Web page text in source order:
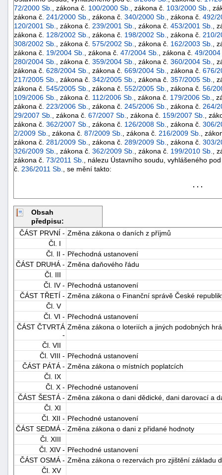
72/2000 Sb.
, zákona č. 100/2000 Sb. , zákona č. 103/2000 Sb.
,
zákona č. 241/2000 Sb. , zákona č. 340/2000 Sb. , zákona č. 492/
120/2001 Sb.
, zákona č. 239/2001 Sb. , zákona č. 453/2001 Sb.
,
zákona č. 128/2002 Sb. , zákona č. 198/2002 Sb. , zákona č. 210/
308/2002 Sb.
, zákona č. 575/2002 Sb. , zákona č. 162/2003 Sb.
,
zákona č. 19/2004 Sb. , zákona č. 47/2004 Sb. , zákona č. 49/2004
280/2004 Sb.
, zákona č. 359/2004 Sb. , zákona č. 360/2004 Sb.
,
zákona č. 628/2004 Sb. , zákona č. 669/2004 Sb. , zákona č. 676/
217/2005 Sb.
, zákona č. 342/2005 Sb. , zákona č. 357/2005 Sb.
,
zákona č. 545/2005 Sb. , zákona č. 552/2005 Sb. , zákona č. 56/
109/2006 Sb.
, zákona č. 112/2006 Sb. , zákona č. 179/2006 Sb.
,
zákona č. 223/2006 Sb. , zákona č. 245/2006 Sb. , zákona č. 264/
29/2007 Sb.
, zákona č. 67/2007 Sb. , zákona č. 159/2007 Sb.
,
zákona č. 362/2007 Sb. , zákona č. 126/2008 Sb. , zákona č. 306/
2/2009 Sb.
, zákona č. 87/2009 Sb. , zákona č. 216/2009 Sb.
,
zákona č. 281/2009 Sb. , zákona č. 289/2009 Sb. , zákona č. 303/
326/2009 Sb.
, zákona č. 362/2009 Sb. , zákona č. 199/2010 Sb.
,
zákona č. 73/2011 Sb.
, nálezu Ústavního soudu, vyhlášeného
č. 236/2011 Sb.
, se mění takto:
. . .
Obsah
předpisu:
ČÁST PRVNÍ - Změna zákona o daních z příjmů
Čl. I
Čl. II - Přechodná ustanovení
ČÁST DRUHÁ - Změna daňového řádu
Čl. III
Čl. IV - Přechodná ustanovení
ČÁST TŘETÍ - Změna zákona o Finanční správě České
Čl. V
Čl. VI - Přechodná ustanovení
ČÁST ČTVRTÁ
-
Změna zákona o loteriích a jiných podobných
Čl. VII
Čl. VIII - Přechodná ustanovení
ČÁST PÁTÁ - Změna zákona o místních poplatcích
Čl. IX
Čl. X - Přechodné ustanovení
ČÁST ŠESTÁ - Změna zákona o dani dědické, dani darovací a
Čl. XI
Čl. XII - Přechodné ustanovení
ČÁST SEDMÁ - Změna zákona o dani z přidané hodnoty
Čl. XIII
Čl. XIV - Přechodné ustanovení
ČÁST OSMÁ - Změna zákona o rezervách pro zjištění základu
Čl. XV
+náhrady
-
náhrady
škod"